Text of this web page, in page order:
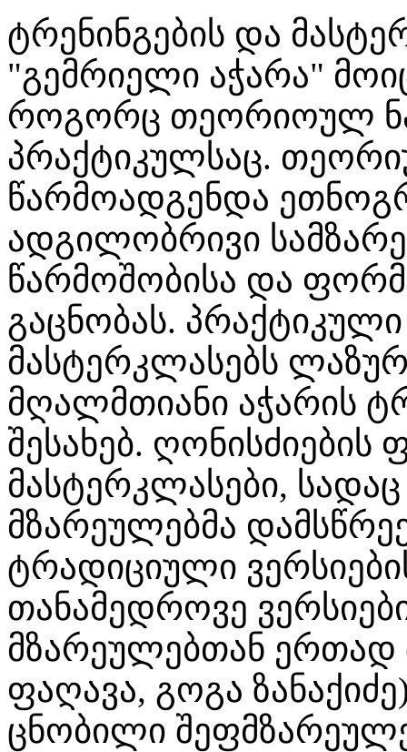
ტრენინგების და
"გემრიელი აჭარა"
როგორც თეორიოულ
პრაქტიკულსაც.
წარმოადგენდა
ადგილობრივი
წარმოშობისა და
გაცნობას.
მასტერკლასებს
მღალმთიანი აჭარის
შესახებ.
მასტერკლასები,
მზარეულებმა
ტრადიციული
თანამედროვე
მზარეულებთან ერთად
ფაღავა, გოგა
ცნობილი